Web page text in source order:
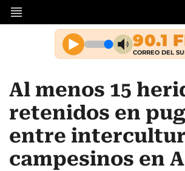
Al menos 15
retenidos en
entre
campesinos en